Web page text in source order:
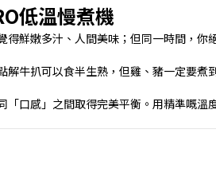
低溫慢煮機
鮮嫩多汁、人間美味；但同一時間，
解牛扒可以食半生熟，但雞、豬一定要煮
口感」之間取得完美平衡。用精準嘅溫